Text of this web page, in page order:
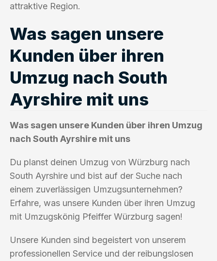
attraktive Region.
Was sagen unsere
Kunden über ihren
Umzug nach South
Ayrshire mit uns
Was sagen unsere Kunden über ihren Umzug
nach South Ayrshire mit uns
Du planst deinen Umzug von Würzburg nach
South Ayrshire und bist auf der Suche nach
einem zuverlässigen Umzugsunternehmen?
Erfahre, was unsere Kunden über ihren Umzug
mit Umzugskönig Pfeiffer Würzburg sagen!
Unsere Kunden sind begeistert von unserem
professionellen Service und der reibungslosen